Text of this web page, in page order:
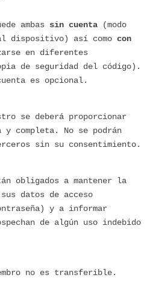
ambas sin cuenta (modo
dispositivo) así como con
en diferentes
de seguridad del código).
es opcional.
se deberá proporcionar
completa. No se podrán
sin su consentimiento.
obligados a mantener la
datos de acceso
y a informar
de algún uso indebido
no es transferible.